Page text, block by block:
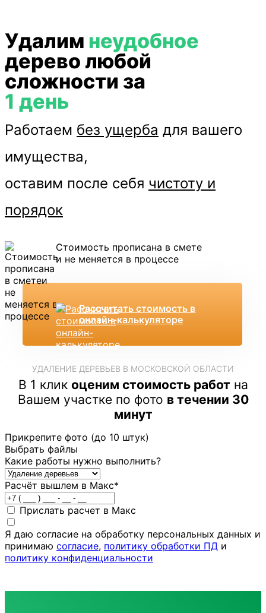
Удалим неудобное
дерево любой
сложности за
1 день
Работаем без ущерба для вашего
имущества,
оставим после себя чистоту и
порядок
Стоимость прописана в смете
и не меняется в процессе
Рассчитать стоимость в
онлайн-калькуляторе
УДАЛЕНИЕ ДЕРЕВЬЕВ В МОСКОВСКОЙ ОБЛАСТИ
В 1 клик оценим стоимость работ на
Вашем участке по фото в течении 30
минут
Прикрепите фото (до 10 штук)
Выбрать файлы
Какие работы нужно выполнить?
Расчёт вышлем в Макс*
Прислать расчет в Макс
Я даю согласие на обработку персональных данных и
принимаю согласие, политику обработки ПД и
политику конфиденциальности